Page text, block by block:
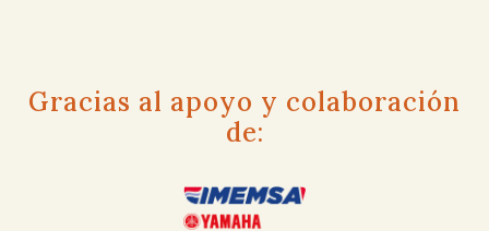
Gracias al apoyo y colaboración
de: